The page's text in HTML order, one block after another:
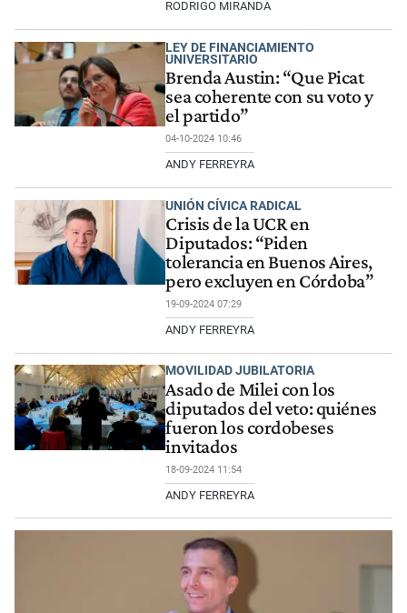
RODRIGO MIRANDA
LEY DE FINANCIAMIENTO
UNIVERSITARIO
Brenda Austin: “Que Picat
sea coherente con su voto y
el partido”
04-10-2024 10:46
ANDY FERREYRA
UNIÓN CÍVICA RADICAL
Crisis de la UCR en
Diputados: “Piden
tolerancia en Buenos Aires,
pero excluyen en Córdoba”
19-09-2024 07:29
ANDY FERREYRA
MOVILIDAD JUBILATORIA
Asado de Milei con los
diputados del veto: quiénes
fueron los cordobeses
invitados
18-09-2024 11:54
ANDY FERREYRA